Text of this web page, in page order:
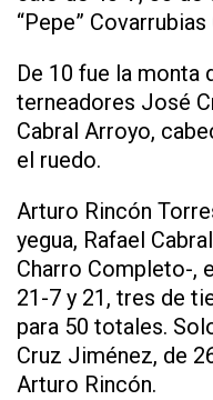
“Pepe”
De 10 fue la monta
terneadores José
Cabral Arroyo,
el ruedo.
Arturo Rincón
yegua, Rafael
Charro Completo-,
21-7 y 21, tres de
para 50 totales.
Cruz Jiménez, de
Arturo Rincón.